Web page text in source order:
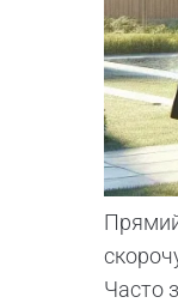
Прямий
Часто